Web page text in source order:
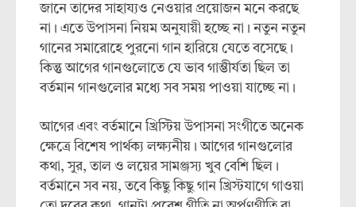
জানে তাদের সাহায্যও নেওয়ার প্রয়োজন মনে করছে
না। এতে উপাসনা নিয়ম অনুযায়ী হচ্ছে না। নতুন নতুন
গানের সমারোহে পুরনো গান হারিয়ে যেতে বসেছে।
কিন্তু আগের গানগুলোতে যে ভাব গাম্ভীর্যতা ছিল তা
বর্তমান গানগুলোর মধ্যে সব সময় পাওয়া যাচ্ছে না।
আগের এবং বর্তমানে খ্রিস্টিয় উপাসনা সংগীতে অনেক
ক্ষেত্রে বিশেষ পার্থক্য লক্ষ্যনীয়। আগের গানগুলোর
কথা, সুর, তাল ও লয়ের সামঞ্জস্য খুব বেশি ছিল।
বর্তমানে সব নয়, তবে কিছু কিছু গান খ্রিস্টযাগে গাওয়া